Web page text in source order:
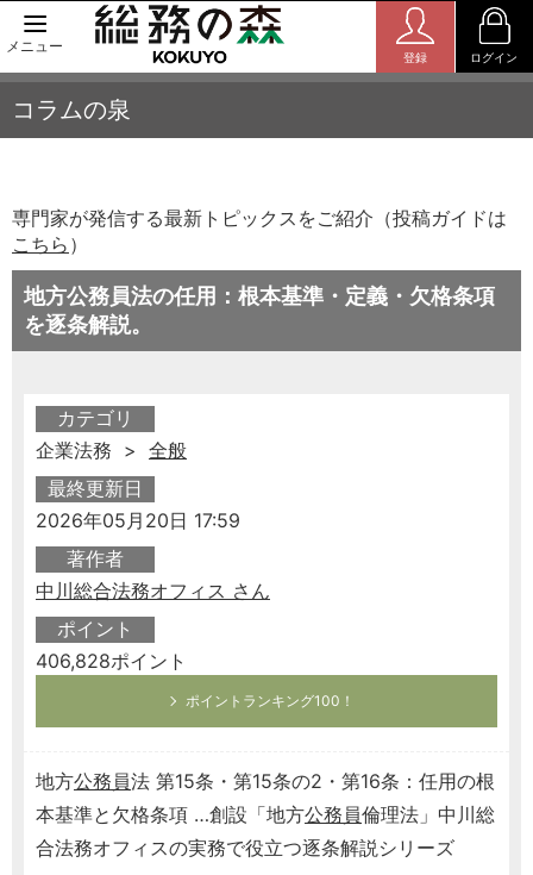
メニュー
登録 ログイン
コラムの泉
専門家が発信する最新トピックスをご紹介（投稿ガイドは
こちら ）
地方公務員法の任用：根本基準・定義・欠格条項
を逐条解説。
カテゴリ
企業法務 > 全般
最終更新日
2026年05月20日 17:59
著作者
中川総合法務オフィス さん
ポイント
406,828ポイント
ポイントランキング100！
地方公務員法 第15条・第15条の2・第16条：任用の根
本基準と欠格条項 …創設「地方公務員倫理法」中川総
合法務オフィスの実務で役立つ逐条解説シリーズ